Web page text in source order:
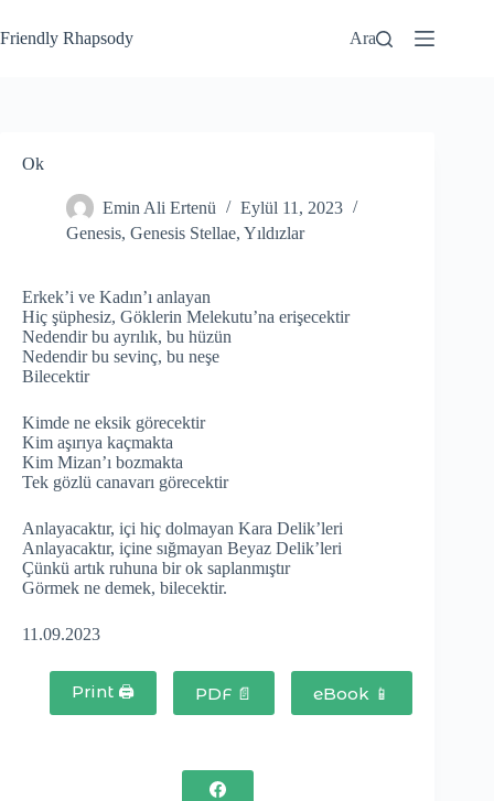
Friendly Rhapsody Ara
Ok
Emin Ali Ertenü
Eylül 11, 2023
Genesis, Genesis Stellae, Yıldızlar
Erkek’i ve Kadın’ı anlayan
Hiç şüphesiz, Göklerin Melekutu’na erişecektir
Nedendir bu ayrılık, bu hüzün
Nedendir bu sevinç, bu neşe
Bilecektir
Kimde ne eksik görecektir
Kim aşırıya kaçmakta
Kim Mizan’ı bozmakta
Tek gözlü canavarı görecektir
Anlayacaktır, içi hiç dolmayan Kara Delik’leri
Anlayacaktır, içine sığmayan Beyaz Delik’leri
Çünkü artık ruhuna bir ok saplanmıştır
Görmek ne demek, bilecektir.
11.09.2023
Print 🖨 PDF 📄 eBook 📱